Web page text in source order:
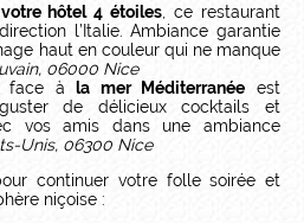
votre hôtel 4 étoiles , ce restaurant
l’Italie. Ambiance garantie
haut en couleur qui ne manque
06000 Nice
face à la mer Méditerranée est
de délicieux cocktails et
vos amis dans une ambiance
Unis, 06300 Nice
continuer votre folle soirée et
niçoise :